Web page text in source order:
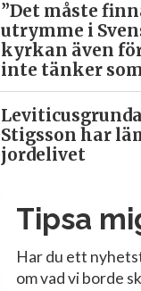
”Det måste
utrymme i
kyrkan även
inte tänker
Stigsson har
jordelivet
Tipsa
Har du ett
om vad vi borde